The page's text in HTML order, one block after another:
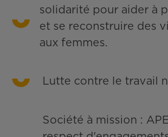
solidarité pour aider à
et se reconstruire des
aux femmes.
Lutte contre le travail
Société à mission :